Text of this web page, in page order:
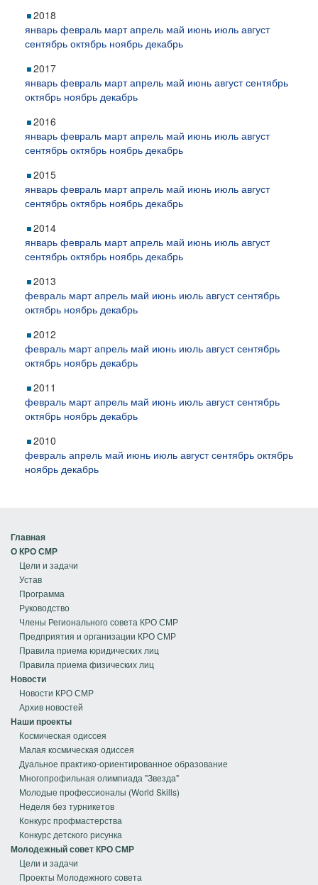
2018
январь февраль март апрель май июнь июль август
сентябрь октябрь ноябрь декабрь
2017
январь февраль март апрель май июнь август сентябрь
октябрь ноябрь декабрь
2016
январь февраль март апрель май июнь июль август
сентябрь октябрь ноябрь декабрь
2015
январь февраль март апрель май июнь июль август
сентябрь октябрь ноябрь декабрь
2014
январь февраль март апрель май июнь июль август
сентябрь октябрь ноябрь декабрь
2013
февраль март апрель май июнь июль август сентябрь
октябрь ноябрь декабрь
2012
февраль март апрель май июнь июль август сентябрь
октябрь ноябрь декабрь
2011
февраль март апрель май июнь июль август сентябрь
октябрь ноябрь декабрь
2010
февраль апрель май июнь июль август сентябрь октябрь
ноябрь декабрь
Главная
О КРО СМР
Цели и задачи
Устав
Программа
Руководство
Члены Регионального совета КРО СМР
Предприятия и организации КРО СМР
Правила приема юридических лиц
Правила приема физических лиц
Новости
Новости КРО СМР
Архив новостей
Наши проекты
Космическая одиссея
Малая космическая одиссея
Дуальное практико-ориентированное образование
Многопрофильная олимпиада "Звезда"
Молодые профессионалы (World Skills)
Неделя без турникетов
Конкурс профмастерства
Конкурс детского рисунка
Молодежный совет КРО СМР
Цели и задачи
Проекты Молодежного совета